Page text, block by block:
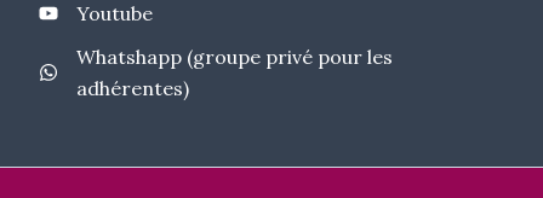
Youtube
Whatshapp (groupe privé pour les
adhérentes)